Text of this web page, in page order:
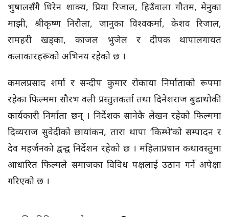
भुषालसँगै धिरेन शाक्य, प्रिया रिजाल, हिउँवाला गौतम, मेनुका
माझी, श्रीकृष्ण निरौला, जानुका विश्वकर्मा, केशव रिजाल,
रामहरी खड्का, काजल भुजेल र दीपक थापालगायत
कलाकारहरूको अभिनय रहेको छ ।
कमलप्रसाद शर्मा र सन्दीप कुमार रोकाया निर्माताको रूपमा
रहेका फिल्ममा सौरभ वली प्रस्तुतकर्ता तथा दिनेशराज बुढाथोकी
कार्यकारी निर्माता छन् । निर्देशक सानेकै लेखन रहेको फिल्ममा
दिव्यराज सुवेदीको छायांकन, तारा थापा ‘किम्भे’को सम्पादन र
देव महर्जनको द्वन्द्व निर्देशन रहेको छ । महिलाप्रधान कथावस्तुमा
आधारित फिल्मले समाजका विविध पक्षलाई उठान गर्ने अपेक्षा
गरिएको छ ।